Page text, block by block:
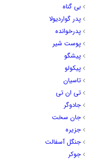
بی گناه
پدر گواردیولا
پدرخوانده
پوست شیر
پیشگو
پیکولو
تاسیان
تی ان تی
جادوگر
جان سخت
جزیره
جنگل آسفالت
جوکر